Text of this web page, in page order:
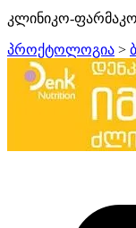
კლინიკო-
პროქტოლოგია >